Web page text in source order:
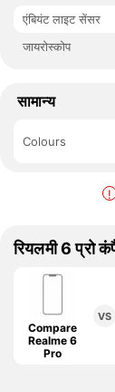
एंबियंट लाइट सेंसर
जायरोस्कोप
सामान्य
Colours
!
रियलमी 6 प्रो
Compare
Realme 6
Pro
VS